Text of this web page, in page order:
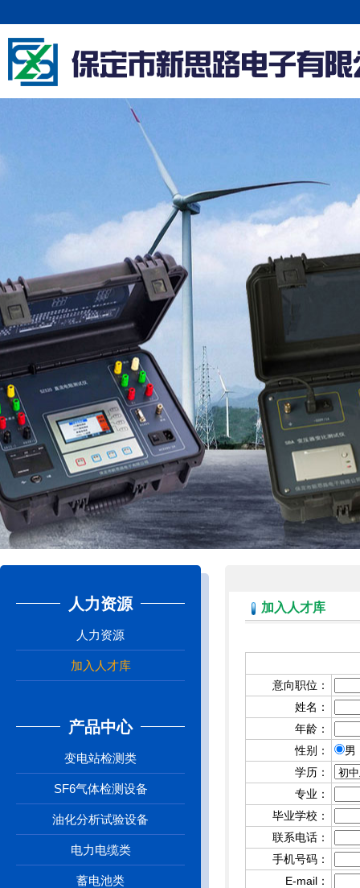
人力资源
人力资源
加入人才库
产品中心
变电站检测类
SF6气体检测设备
油化分析试验设备
电力电缆类
蓄电池类
加入人才库
意向职位：
姓名：
年龄：
性别：
学历：
专业：
毕业学校：
联系电话：
手机号码：
E-mail：